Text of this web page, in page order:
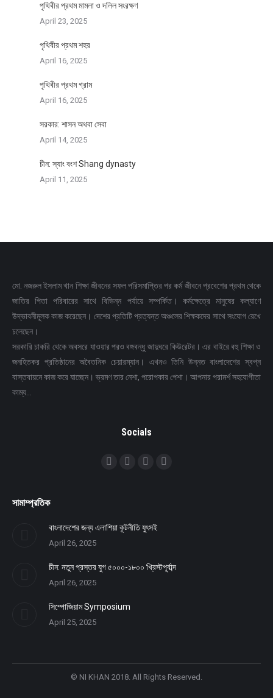
পৃথিবীর প্রথম মামলা ও দলিল সংরক্ষণ
April 23, 2025
পৃথিবীর প্রথম শহর
April 16, 2025
পৃথিবীর প্রথম গ্রাম
April 16, 2025
সরকার: শাসন অথবা সেবা
April 14, 2025
চীন: স্যাং বংশ Shang dynasty
April 11, 2025
মো. নজরুল ইসলাম খান শিক্ষা জীবনের সফল পরিসমাপ্তির পর কর্ম জীবনে প্রবেশের প্রথম থেকে
জাতির পিতা পরিবারের সাথে বিভিন্ন পর্যায়ে সম্পর্কিত। কর্মক্ষেত্রে মানুষের কল্যাণে
উদ্ভাবনীমূলক কাজ করেছেন। দেশের প্রতিটি প্রত্যন্ত অঞ্চলের শিক্ষকদের সাথে সংযোগ রেখে
চলেছেন।
সরকারি চাকরি থেকে অবসরে যাওয়ার পরও বঙ্গবন্ধু জাদুঘরে কিউরেটর। এর বাইরে বহু শিক্ষা ও
জনহিতকর প্রতিষ্ঠানের অবৈতনিক চেয়ারম্যান। এখনও তিনি উন্নত বাংলাদেশের স্বপ্ন
বাস্তবায়নে কাজ করে যাচ্ছেন। ভ্রমণ তার নেশা, পরোপকার পেশা। আপনার পরামর্শ সহযোগীতা
কাম্য…
Socials
সামাম্প্রতিক
বাংলাদেশের জন্য এলাশিয়া কূটনীতি যুৎসই
April 26, 2025
চীন: নতুন প্রস্তর যুগ ৫০০০-১৮০০ খ্রিস্টপূর্বাব্দ
April 26, 2025
সিম্পোজিয়াম Symposium
April 25, 2025
© NI KHAN 2018. All Rights Reserved.